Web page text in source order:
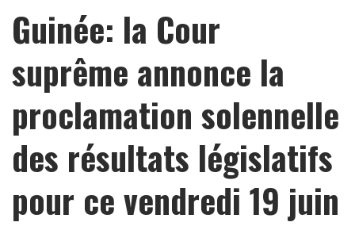
Guinée: la Cour
suprême annonce la
proclamation solennelle
des résultats législatifs
pour ce vendredi 19 juin